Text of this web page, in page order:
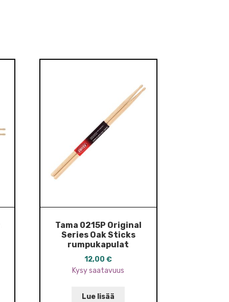
Tama 0215P Original
Series Oak Sticks
rumpukapulat
12,00€
Kysy saatavuus
Lue lisää